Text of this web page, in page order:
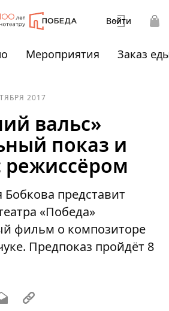
Войти
Мероприятия Заказ
2017
вальс»
показ и
режиссёром
представит
«Победа»
фильм о композиторе
Предпоказ пройдёт 8